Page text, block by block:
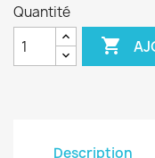
Quantité

Description